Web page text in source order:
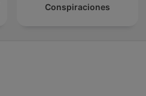
Conspiraciones